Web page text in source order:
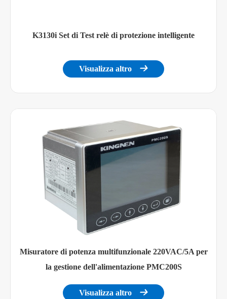
K3130i Set di Test relè di protezione intelligente
Visualizza altro 
Misuratore di potenza multifunzionale 220VAC/5A per
la gestione dell'alimentazione PMC200S
Visualizza altro 